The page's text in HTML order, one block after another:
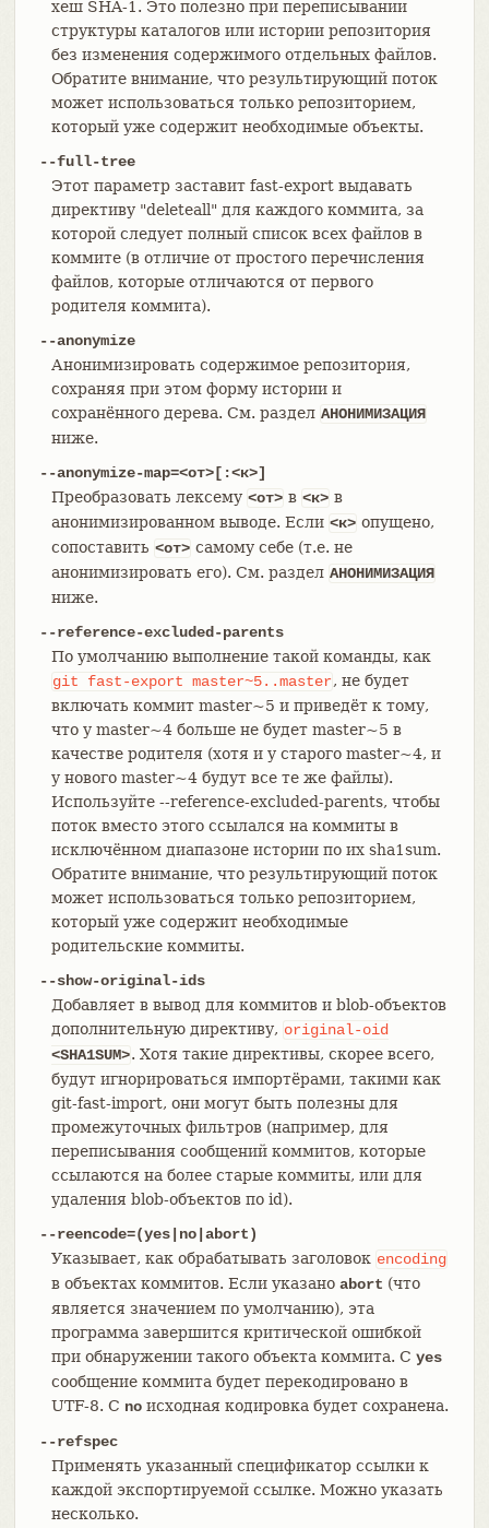
хеш SHA-1. Это полезно при переписывании
структуры каталогов или истории репозитория
без изменения содержимого отдельных файлов.
Обратите внимание, что результирующий поток
может использоваться только репозиторием,
который уже содержит необходимые объекты.
--full-tree
Этот параметр заставит fast-export выдавать
директиву "deleteall" для каждого коммита, за
которой следует полный список всех файлов в
коммите (в отличие от простого перечисления
файлов, которые отличаются от первого
родителя коммита).
--anonymize
Анонимизировать содержимое репозитория,
сохраняя при этом форму истории и
сохранённого дерева. См. раздел АНОНИМИЗАЦИЯ
ниже.
--anonymize-map=<от>[:<к>]
Преобразовать лексему <от> в <к> в
анонимизированном выводе. Если <к> опущено,
сопоставить <от> самому себе (т.е. не
анонимизировать его). См. раздел АНОНИМИЗАЦИЯ
ниже.
--reference-excluded-parents
По умолчанию выполнение такой команды, как
git
fast-export master~5..master, не будет
включать коммит master~5 и приведёт к тому,
что у master~4 больше не будет master~5 в
качестве родителя (хотя и у старого master~4, и
у нового master~4 будут все те же файлы).
Используйте --reference-excluded-parents, чтобы
поток вместо этого ссылался на коммиты в
исключённом диапазоне истории по их sha1sum.
Обратите внимание, что результирующий поток
может использоваться только репозиторием,
который уже содержит необходимые
родительские коммиты.
--show-original-ids
Добавляет в вывод для коммитов и blob-объектов
дополнительную директиву, original-oid
<SHA1SUM>. Хотя такие директивы, скорее всего,
будут игнорироваться импортёрами, такими как
git-fast-import, они могут быть полезны для
промежуточных фильтров (например, для
переписывания сообщений коммитов, которые
ссылаются на более старые коммиты, или для
удаления blob-объектов по id).
--reencode=(yes|no|abort)
Указывает, как обрабатывать заголовок encoding
в объектах коммитов. Если указано abort (что
является значением по умолчанию), эта
программа завершится критической ошибкой
при обнаружении такого объекта коммита. С yes
сообщение коммита будет перекодировано в
UTF-8. С noисходная кодировка будет сохранена.
--refspec
Применять указанный спецификатор ссылки к
каждой экспортируемой ссылке. Можно указать
несколько.